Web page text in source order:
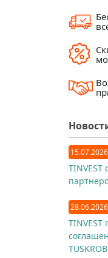
15.07.2026
28.06.2026
TINVEST